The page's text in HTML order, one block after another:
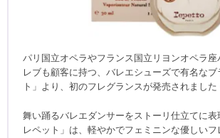
パリ国立オペラやフランス国立リヨンオペラ座
レブも顧客に持つ、バレエシューズで有名なブ
ト」より、初のフレグランスが発売されました
舞い踊るバレエダンサーをストーリ仕立てに表
レペット」は、軽やかでフェミニンな優しいフ